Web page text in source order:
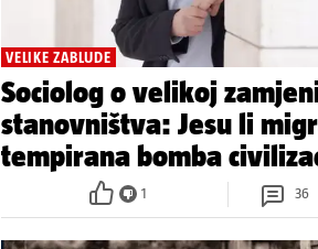
VELIKE ZABLUDE
Sociolog o velikoj
stanovništva: Jesu li
tempirana bomba
1 36